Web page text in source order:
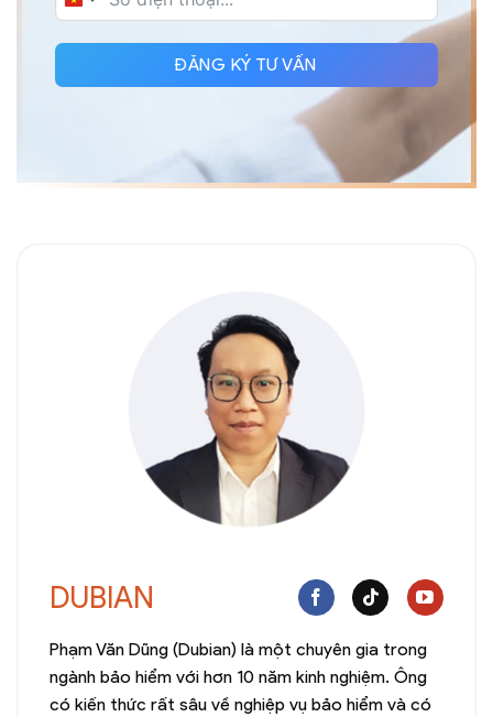
VIETNAM
ĐĂNG KÝ TƯ VẤN
DUBIAN
Phạm Văn Dũng (Dubian) là một chuyên gia trong
ngành bảo hiểm với hơn 10 năm kinh nghiệm. Ông
có kiến thức rất sâu về nghiệp vụ bảo hiểm và có